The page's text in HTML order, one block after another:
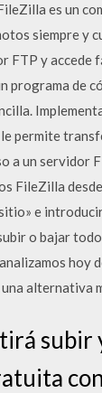
es un
siempre y
y accede
programa de
permite
a un servidor
FileZilla
e
o bajar
hoy
alternativa
subir